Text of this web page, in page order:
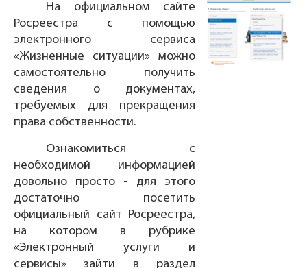
На официальном сайте
Росреестра с помощью
электронного сервиса
«Жизненные ситуации» можно
самостоятельно получить
сведения о документах,
требуемых для прекращения
права собственности.
Ознакомиться с
необходимой информацией
довольно просто - для этого
достаточно посетить
официальный сайт Росреестра,
на котором в рубрике
«Электронный услуги и
сервисы» зайти в раздел